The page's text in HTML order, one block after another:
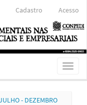
Cadastro Acesso
Toggle
- DEZEMBRO